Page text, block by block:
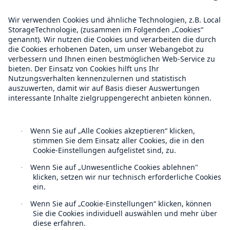
Über Munich Re
Munich Re Weltweit
Datenschutz
Schadenbilanz des 1. Halbjahres 2016: Unwetter
und Erdbeben treiben Schäden
Munich Re erzielt rund 1 Mrd. € Gewinn im 2.
Quartal
Audiocast
Munich Re erweitert Grenzen der
Versicherbarkeit
Gewinnerwartung von deutlich über 2,3 Mrd. €
für 2016
Munich Re entwickelt mit Big Data neue
Deckungen und Services